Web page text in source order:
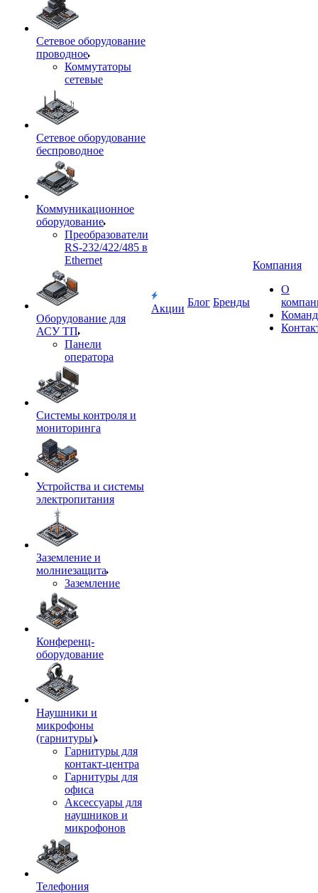
Сетевое оборудование
проводное
Коммутаторы
сетевые
Сетевое оборудование
беспроводное
Коммуникационное
оборудование
Преобразователи
RS-232/422/485 в
Ethernet
Оборудование для
АСУ ТП
Панели
оператора
Системы контроля и
мониторинга
Устройства и системы
электропитания
Заземление и
молниезащита
Заземление
Конференц-
оборудование
Наушники и
микрофоны
(гарнитуры)
Гарнитуры для
контакт-центра
Гарнитуры для
офиса
Аксессуары для
наушников и
микрофонов
Телефония
Акции
Блог Бренды
Компания
О